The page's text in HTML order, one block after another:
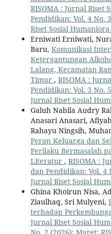
RISOMA : Jurnal Riset
Pendidikan: Vol. 4 No.
Riset Sosial
Erniwati Erniwati,
Baru, Komunikasi
Ketergantungan
Lalang, Kecamatan
Timur , RISOMA :
Pendidikan: Vol. 3 No.
Jurnal Riset Sosial
Galuh Nabila Audry
Anasari Anasari,
Rahayu Ningsih,
Peran Keluarga dan
Perilaku Bermasalah
Literatur , RISOMA :
dan Pendidikan: Vol. 4
Jurnal Riset Sosial
Ghina Khoirun Nisa,
Ziaulhaq, Sri Mulyeni,
terhadap
Jurnal Riset Sosial